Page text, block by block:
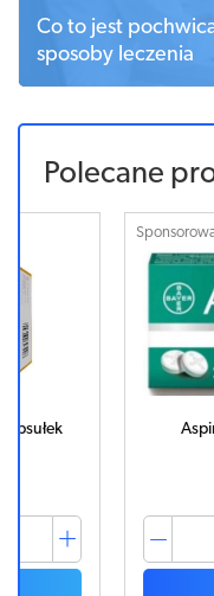
Co to jest
sposoby leczenia
Polecane
Sponsorowany